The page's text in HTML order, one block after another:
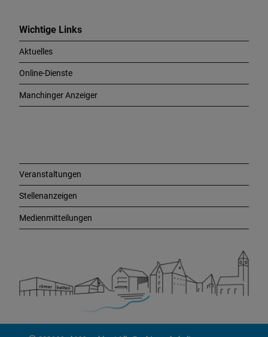
Wichtige Links
Aktuelles
Online-Dienste
Manchinger Anzeiger
Veranstaltungen
Stellenanzeigen
Medienmitteilungen